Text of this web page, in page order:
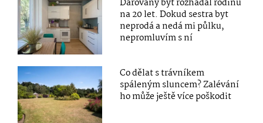
na 20 let. Dokud sestra byt
neprodá a nedá mi půlku,
nepromluvím s ní
Co dělat s trávníkem
spáleným sluncem? Zalévání
ho může ještě více poškodit